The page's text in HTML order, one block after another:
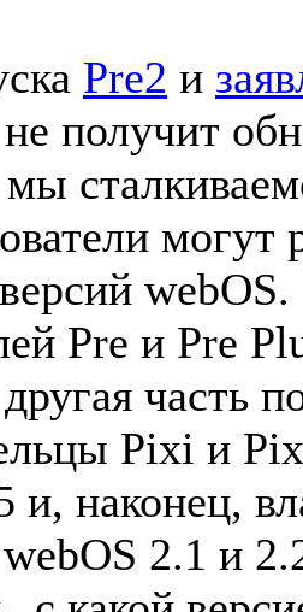
Pre2 и
не получит
Pre и Pre
часть
Pixi и
и, наконец,
2.1 и